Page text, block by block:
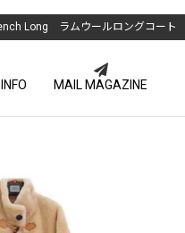
Long ラムウールロングコート
MAIL MAGAZINE